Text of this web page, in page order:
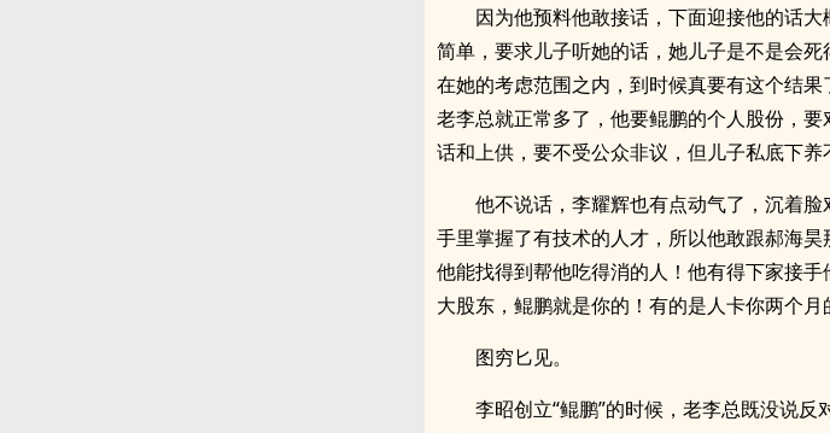
因为他预料他敢接话，下面迎接他的话
简单，要求儿子听她的话，她儿子是不是会
在她的考虑范围之内，到时候真要有这个结
老李总就正常多了，他要鲲鹏的个人股份，
话和上供，要不受公众非议，但儿子私底下养
他不说话，李耀辉也有点动气了，沉着
手里掌握了有技术的人才，所以他敢跟郝海
他能找得到帮他吃得消的人！他有得下家接
大股东，鲲鹏就是你的！有的是人卡你两个
图穷匕见。
李昭创立“鲲鹏”的时候，老李总既没说